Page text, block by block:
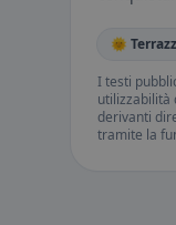
🌞
I testi
utilizzabilità
derivanti
tramite la